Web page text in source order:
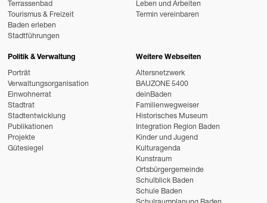
Terrassenbad
Tourismus & Freizeit
Baden erleben
Stadtführungen
Leben und Arbeiten
Termin vereinbaren
Politik & Verwaltung
Porträt
Verwaltungsorganisation
Einwohnerrat
Stadtrat
Stadtentwicklung
Publikationen
Projekte
Gütesiegel
Weitere Webseiten
Altersnetzwerk
BAUZONE 5400
deinBaden
Familienwegweiser
Historisches Museum
Integration Region Baden
Kinder und Jugend
Kulturagenda
Kunstraum
Ortsbürgergemeinde
Schulblick Baden
Schule Baden